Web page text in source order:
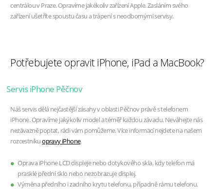
centrálou v Praze. Opravíme jakékoliv zařízení Apple. Zasláním svého
zařízení ušetříte spoustu času a trápení s neodbornými servisy.
Potřebujete opravit iPhone, iPad a MacBook?
Servis iPhone Pěčnov
Náš servis dělá nejčastější zásahy v oblasti Pěčnov právě s telefonem
iPhone. Opravíme jakýkoliv model a téměř každou závadu. Neváhejte nás
nezávazně poptat, rádi vám pomůžeme. Více informací nejdete na našem
rozcestníkuopravy iPhone.
Oprava iPhone LCD displeje nebo dotykového skla, kdy telefon má
prasklé přední sklo nebo nezobrazuje displej.
Výměna předního i zadního krytu telefonu, případně rámu telefonu.